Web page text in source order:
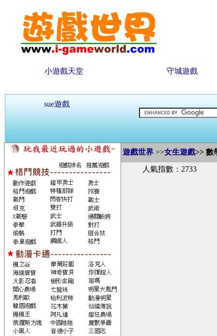
小遊戲天堂 守城遊戲
sue遊戲
遊戲世界 >>女生遊戲>> 數
人氣指數：2733